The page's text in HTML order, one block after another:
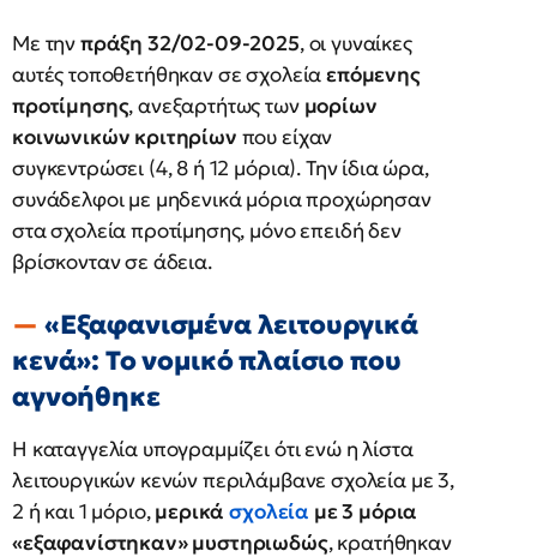
Με τηνπράξη 32/02-09-2025, οι γυναίκες
αυτές τοποθετήθηκαν σε σχολείαεπόμενης
προτίμησης, ανεξαρτήτως των μορίων
κοινωνικών κριτηρίων που είχαν
συγκεντρώσει (4, 8 ή 12 μόρια). Την ίδια ώρα,
συνάδελφοι με μηδενικά μόρια προχώρησαν
στα σχολεία προτίμησης, μόνο επειδή δεν
βρίσκονταν σε άδεια.
«Εξαφανισμένα λειτουργικά
κενά»: Το νομικό πλαίσιο που
αγνοήθηκε
Η καταγγελία υπογραμμίζει ότι ενώ η λίστα
λειτουργικών κενών περιλάμβανε σχολεία με 3,
2 ή και 1 μόριο,μερικάσχολεία με 3 μόρια
«εξαφανίστηκαν» μυστηριωδώς, κρατήθηκαν